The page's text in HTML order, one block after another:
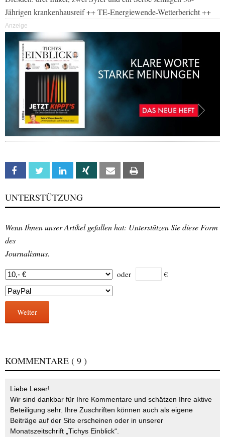
Jährigen krankenhausreif ++ TE-Energiewende-Wetterbericht ++
Anzeige
Facebook Twitter Linkedin Xing Email
UNTERSTÜTZUNG
Wenn Ihnen unser Artikel gefallen hat: Unterstützen Sie diese Form
des
Journalismus.
oder €
Weiter
KOMMENTARE ( 9 )
Liebe Leser!
Wir sind dankbar für Ihre Kommentare und schätzen Ihre aktive
Beteiligung sehr. Ihre Zuschriften können auch als eigene
Beiträge auf der Site erscheinen oder in unserer
Monatszeitschrift „Tichys Einblick“.